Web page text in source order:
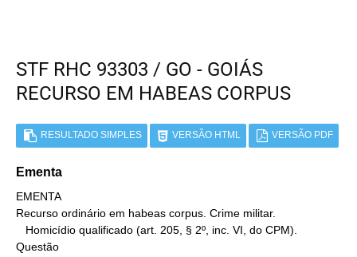
STF RHC 93303 / GO - GOIÁS
RECURSO EM HABEAS CORPUS
RESULTADO SIMPLES VERSÃO HTML VERSÃO PDF
Ementa
EMENTA
Recurso ordinário em habeas corpus. Crime militar.
Questão